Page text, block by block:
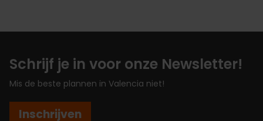
Schrijf je in voor onze Newsletter!
Mis de beste plannen in Valencia niet!
Inschrijven